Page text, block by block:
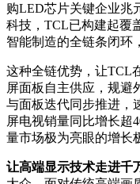
购LED芯片关键企业兆
科技，TCL已构建起覆
智能制造的全链条闭环
这种全链优势，让TCL
屏面板自主供应，规避
与面板迭代同步推进，
屏电视销量同比增长超
量市场极为亮眼的增长
让高端显示技术走进千